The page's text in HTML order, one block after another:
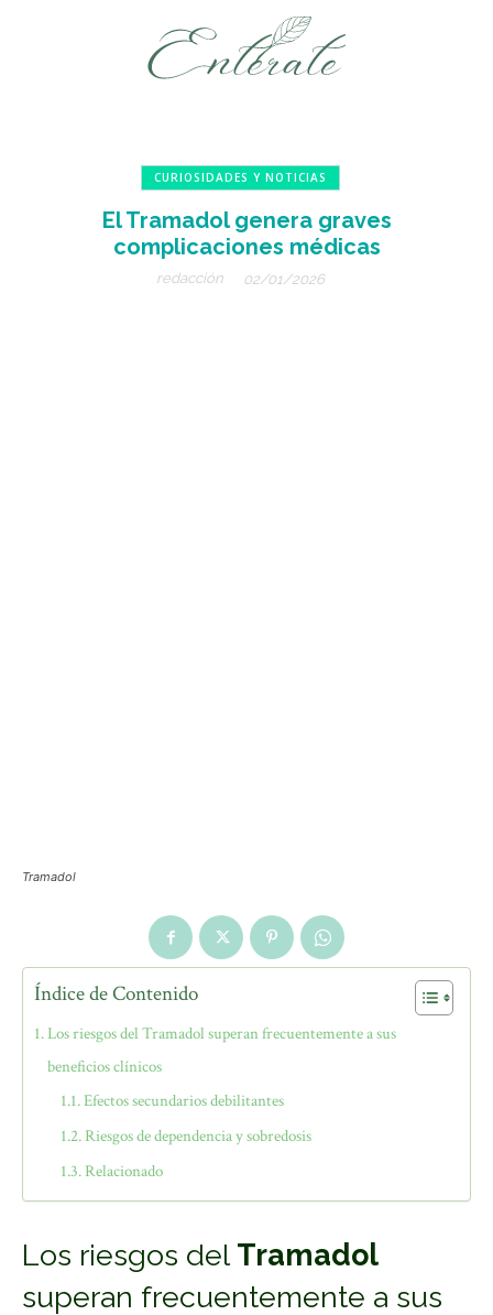
CURIOSIDADES Y NOTICIAS
El Tramadol genera graves
complicaciones médicas
redacción 02/01/2026
Tramadol
Índice de Contenido
Los riesgos del Tramadol superan frecuentemente a sus
beneficios clínicos
Efectos secundarios debilitantes
Riesgos de dependencia y sobredosis
Relacionado
Los riesgos del Tramadol
superan frecuentemente a sus